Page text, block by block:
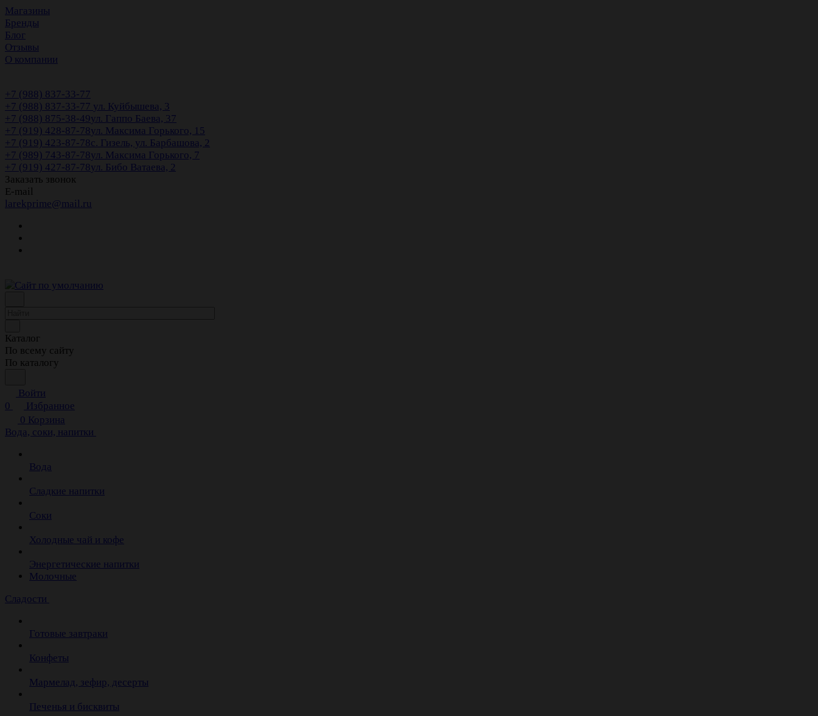
Магазины
Бренды
Блог
Отзывы
О компании
+7 (988) 837-33-77
+7 (988) 837-33-77 ул. Куйбышева, 3
+7 (988) 875-38-49ул. Гаппо Баева, 37
+7 (919) 428-87-78ул. Максима Горького, 15
+7 (919) 423-87-78с. Гизель, ул. Барбашова, 2
+7 (989) 743-87-78ул. Максима Горького, 7
+7 (919) 427-87-78ул. Бибо Ватаева, 2
Заказать звонок
E-mail
larekprime@mail.ru
Каталог
По всему сайту
По каталогу
Войти
0
Избранное
0 Корзина
Вода, соки, напитки
Вода
Сладкие напитки
Соки
Холодные чай и кофе
Энергетические напитки
Молочные
Сладости
Готовые завтраки
Конфеты
Мармелад, зефир, десерты
Печенья и бисквиты